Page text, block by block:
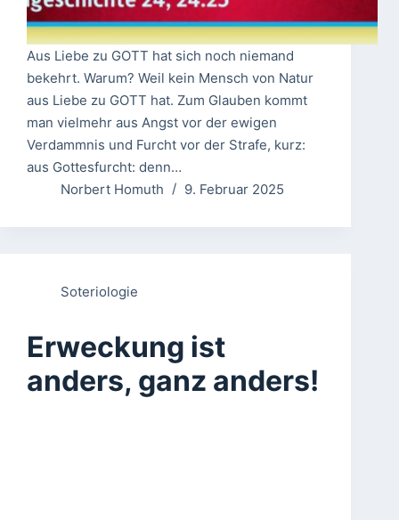
Aus Liebe zu GOTT hat sich noch niemand
bekehrt. Warum? Weil kein Mensch von Natur
aus Liebe zu GOTT hat. Zum Glauben kommt
man vielmehr aus Angst vor der ewigen
Verdammnis und Furcht vor der Strafe, kurz:
aus Gottesfurcht: denn…
Norbert Homuth
9. Februar 2025
Soteriologie
Erweckung ist
anders, ganz anders!